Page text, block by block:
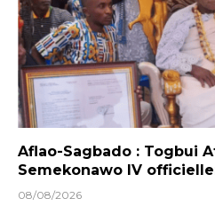
Aflao-Sagbado : Togbui
Semekonawo IV
08/08/2026